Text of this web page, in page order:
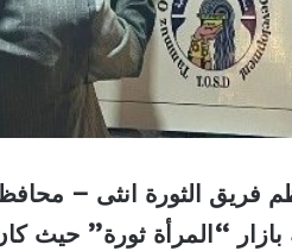
فريق الثورة انثى –
بازار “المرأة ثورة” حيث